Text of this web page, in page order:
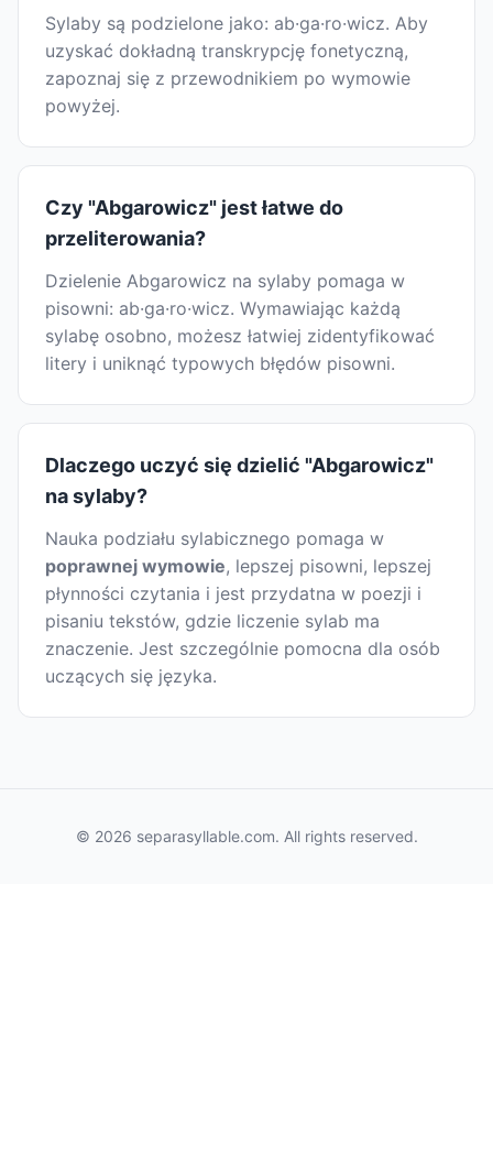
Sylaby są podzielone jako: ab·ga·ro·wicz. Aby
uzyskać dokładną transkrypcję fonetyczną,
zapoznaj się z przewodnikiem po wymowie
powyżej.
Czy "Abgarowicz" jest łatwe do
przeliterowania?
Dzielenie Abgarowicz na sylaby pomaga w
pisowni: ab·ga·ro·wicz. Wymawiając każdą
sylabę osobno, możesz łatwiej zidentyfikować
litery i uniknąć typowych błędów pisowni.
Dlaczego uczyć się dzielić "Abgarowicz"
na sylaby?
Nauka podziału sylabicznego pomaga w
poprawnej wymowie, lepszej pisowni, lepszej
płynności czytania i jest przydatna w poezji i
pisaniu tekstów, gdzie liczenie sylab ma
znaczenie. Jest szczególnie pomocna dla osób
uczących się języka.
© 2026 separasyllable.com. All rights reserved.